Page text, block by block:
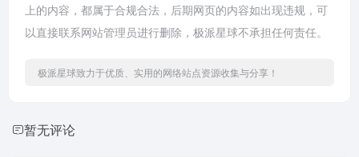
上的内容，都属于合规合法，后期网页的内容如出现违规，可
以直接联系网站管理员进行删除，极派星球不承担任何责任。
极派星球致力于优质、实用的网络站点资源收集与分享！
暂无评论